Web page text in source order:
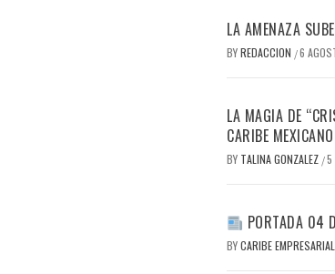
LA AMENAZA
BYREDACCION /6
LA MAGIA DE
CARIBE MEXICANO
BY TALINA GONZALEZ /5
PORTADA 04
BYCARIBE EMPRESARIAL